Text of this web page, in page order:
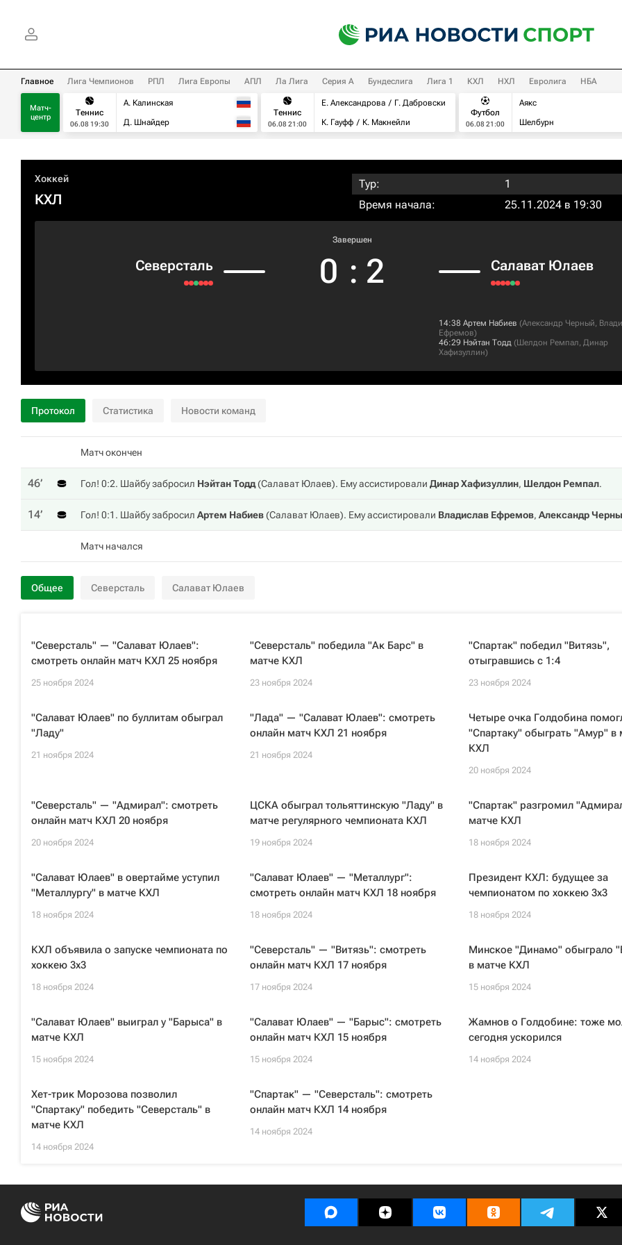
Главное Лига Чемпионов РПЛ Лига Европы АПЛ Ла Лига Серия А Бундеслига Лига 1 КХЛ НХЛ Евролига НБА
Матч-
центр
Теннис
06.08 19:30
А. Калинская
Д. Шнайдер
Теннис
06.08 21:00
Е. Александрова
Г. Дабровски
К. Гауфф
К. Макнейли
Футбол
06.08 21:00
Аякс
Шелбурн
Хоккей
КХЛ
Тур:
1
Время начала:
25.11.2024 в 19:30
Северсталь
Завершен
0 : 2 Салават Юлаев
14:38 Артем Набиев (Александр Черный,
Ефремов)
46:29 Нэйтан Тодд (Шелдон Ремпал, Динар
Хафизуллин)
Протокол Статистика Новости команд
Матч окончен
46‎’‎ Гол! 0:2. Шайбу забросил Нэйтан Тодд(Салават Юлаев). Ему ассистировали Динар Хафизуллин, Шелдон Ремпал.
14‎’‎ Гол! 0:1. Шайбу забросил Артем Набиев(Салават Юлаев). Ему ассистировали Владислав Ефремов, Александр
Матч начался
Общее Северсталь Салават Юлаев
"Северсталь" — "Салават Юлаев":
смотреть онлайн матч КХЛ 25 ноября
25 ноября 2024
"Северсталь" победила "Ак Барс" в
матче КХЛ
23 ноября 2024
"Спартак" победил "Витязь",
отыгравшись с 1:4
23 ноября 2024
"Салават Юлаев" по буллитам обыграл
"Ладу"
21 ноября 2024
"Лада" — "Салават Юлаев": смотреть
онлайн матч КХЛ 21 ноября
21 ноября 2024
Четыре очка Голдобина
"Спартаку" обыграть "Амур" в
КХЛ
20 ноября 2024
"Северсталь" — "Адмирал": смотреть
онлайн матч КХЛ 20 ноября
20 ноября 2024
ЦСКА обыграл тольяттинскую "Ладу" в
матче регулярного чемпионата КХЛ
19 ноября 2024
"Спартак" разгромил
матче КХЛ
18 ноября 2024
"Салават Юлаев" в овертайме уступил
"Металлургу" в матче КХЛ
18 ноября 2024
"Салават Юлаев" — "Металлург":
смотреть онлайн матч КХЛ 18 ноября
18 ноября 2024
Президент КХЛ: будущее за
чемпионатом по хоккею 3х3
18 ноября 2024
КХЛ объявила о запуске чемпионата по
хоккею 3х3
18 ноября 2024
"Северсталь" — "Витязь": смотреть
онлайн матч КХЛ 17 ноября
17 ноября 2024
Минское "Динамо" обыграло
в матче КХЛ
15 ноября 2024
"Салават Юлаев" выиграл у "Барыса" в
матче КХЛ
15 ноября 2024
"Салават Юлаев" — "Барыс": смотреть
онлайн матч КХЛ 15 ноября
15 ноября 2024
Жамнов о Голдобине: тоже
сегодня ускорился
14 ноября 2024
Хет-трик Морозова позволил
"Спартаку" победить "Северсталь" в
матче КХЛ
14 ноября 2024
"Спартак" — "Северсталь": смотреть
онлайн матч КХЛ 14 ноября
14 ноября 2024